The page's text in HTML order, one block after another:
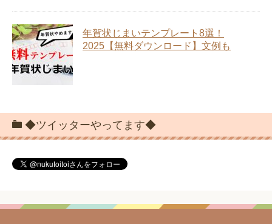
年賀状じまいテンプレート8選！
2025【無料ダウンロード】文例も
◆ツイッターやってます◆